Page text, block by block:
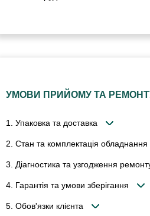
УМОВИ ПРИЙОМУ ТА
1. Упаковка та доставка
2. Стан та комплектація обладнання
3. Діагностика та узгодження
4. Гарантія та умови зберігання
5. Обов'язки клієнта